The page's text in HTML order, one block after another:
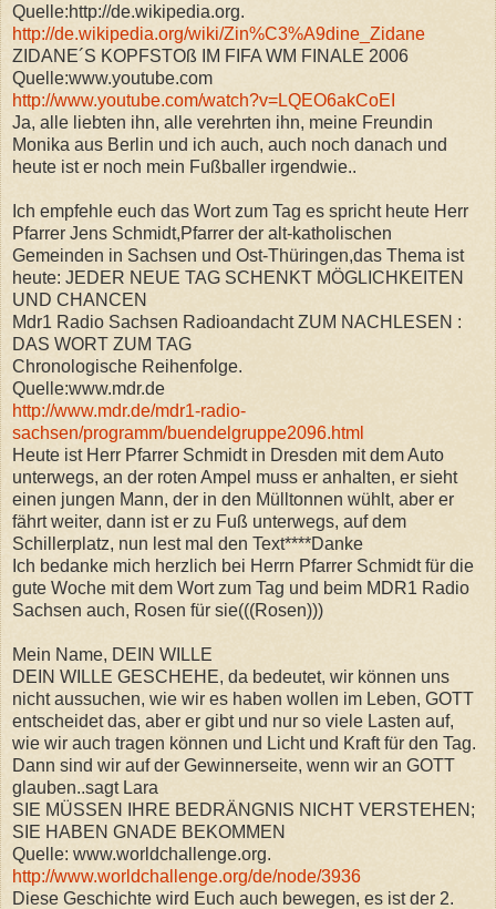
Quelle:http://de.wikipedia.org.
http://de.wikipedia.org/wiki/Zin%C3%A9dine_Zidane
ZIDANE´S KOPFSTOß IM FIFA WM FINALE 2006
Quelle:www.youtube.com
http://www.youtube.com/watch?v=LQEO6akCoEI
Ja, alle liebten ihn, alle verehrten ihn, meine Freundin
Monika aus Berlin und ich auch, auch noch danach und
heute ist er noch mein Fußballer irgendwie..
Ich empfehle euch das Wort zum Tag es spricht heute Herr
Pfarrer Jens Schmidt,Pfarrer der alt-katholischen
Gemeinden in Sachsen und Ost-Thüringen,das Thema ist
heute: JEDER NEUE TAG SCHENKT MÖGLICHKEITEN
UND CHANCEN
Mdr1 Radio Sachsen Radioandacht ZUM NACHLESEN :
DAS WORT ZUM TAG
Chronologische Reihenfolge.
Quelle:www.mdr.de
http://www.mdr.de/mdr1-radio-
sachsen/programm/buendelgruppe2096.html
Heute ist Herr Pfarrer Schmidt in Dresden mit dem Auto
unterwegs, an der roten Ampel muss er anhalten, er sieht
einen jungen Mann, der in den Mülltonnen wühlt, aber er
fährt weiter, dann ist er zu Fuß unterwegs, auf dem
Schillerplatz, nun lest mal den Text****Danke
Ich bedanke mich herzlich bei Herrn Pfarrer Schmidt für die
gute Woche mit dem Wort zum Tag und beim MDR1 Radio
Sachsen auch, Rosen für sie(((Rosen)))
Mein Name, DEIN WILLE
DEIN WILLE GESCHEHE, da bedeutet, wir können uns
nicht aussuchen, wie wir es haben wollen im Leben, GOTT
entscheidet das, aber er gibt und nur so viele Lasten auf,
wie wir auch tragen können und Licht und Kraft für den Tag.
Dann sind wir auf der Gewinnerseite, wenn wir an GOTT
glauben..sagt Lara
SIE MÜSSEN IHRE BEDRÄNGNIS NICHT VERSTEHEN;
SIE HABEN GNADE BEKOMMEN
Quelle: www.worldchallenge.org.
http://www.worldchallenge.org/de/node/3936
Diese Geschichte wird Euch auch bewegen, es ist der 2.